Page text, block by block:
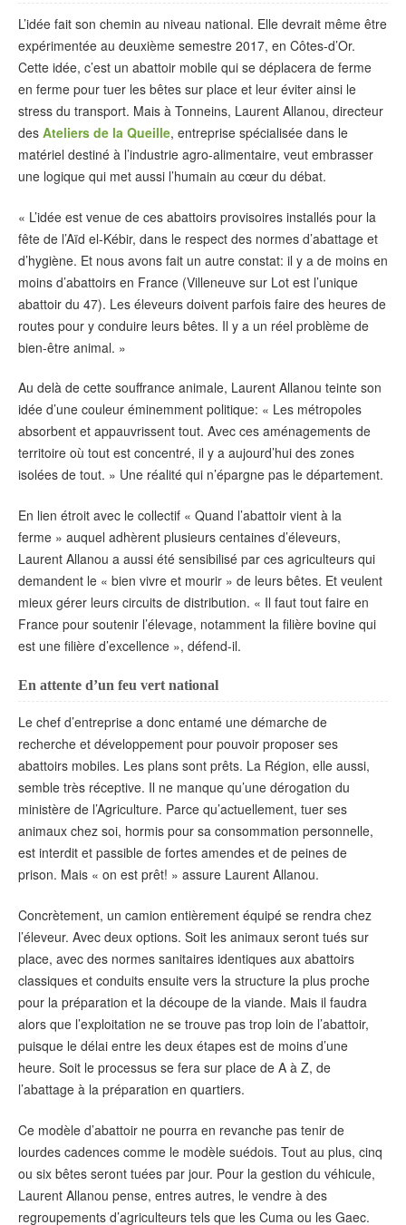
L’idée fait son chemin au niveau national. Elle devrait même être
expérimentée au deuxième semestre 2017, en Côtes-d’Or.
Cette idée, c’est un abattoir mobile qui se déplacera de ferme
en ferme pour tuer les bêtes sur place et leur éviter ainsi le
stress du transport. Mais à Tonneins, Laurent Allanou, directeur
des Ateliers de la Queille, entreprise spécialisée dans le
matériel destiné à l’industrie agro-alimentaire, veut embrasser
une logique qui met aussi l’humain au cœur du débat.
« L’idée est venue de ces abattoirs provisoires installés pour la
fête de l’Aïd el-Kébir, dans le respect des normes d’abattage et
d’hygiène. Et nous avons fait un autre constat: il y a de moins en
moins d’abattoirs en France (Villeneuve sur Lot est l’unique
abattoir du 47). Les éleveurs doivent parfois faire des heures de
routes pour y conduire leurs bêtes. Il y a un réel problème de
bien-être animal. »
Au delà de cette souffrance animale, Laurent Allanou teinte son
idée d’une couleur éminemment politique: « Les métropoles
absorbent et appauvrissent tout. Avec ces aménagements de
territoire où tout est concentré, il y a aujourd’hui des zones
isolées de tout. » Une réalité qui n’épargne pas le département.
En lien étroit avec le collectif « Quand l’abattoir vient à la
ferme » auquel adhèrent plusieurs centaines d’éleveurs,
Laurent Allanou a aussi été sensibilisé par ces agriculteurs qui
demandent le « bien vivre et mourir » de leurs bêtes. Et veulent
mieux gérer leurs circuits de distribution. « Il faut tout faire en
France pour soutenir l’élevage, notamment la filière bovine qui
est une filière d’excellence », défend-il.
En attente d’un feu vert national
Le chef d’entreprise a donc entamé une démarche de
recherche et développement pour pouvoir proposer ses
abattoirs mobiles. Les plans sont prêts. La Région, elle aussi,
semble très réceptive. Il ne manque qu’une dérogation du
ministère de l’Agriculture. Parce qu’actuellement, tuer ses
animaux chez soi, hormis pour sa consommation personnelle,
est interdit et passible de fortes amendes et de peines de
prison. Mais « on est prêt! » assure Laurent Allanou.
Concrètement, un camion entièrement équipé se rendra chez
l’éleveur. Avec deux options. Soit les animaux seront tués sur
place, avec des normes sanitaires identiques aux abattoirs
classiques et conduits ensuite vers la structure la plus proche
pour la préparation et la découpe de la viande. Mais il faudra
alors que l’exploitation ne se trouve pas trop loin de l’abattoir,
puisque le délai entre les deux étapes est de moins d’une
heure. Soit le processus se fera sur place de A à Z, de
l’abattage à la préparation en quartiers.
Ce modèle d’abattoir ne pourra en revanche pas tenir de
lourdes cadences comme le modèle suédois. Tout au plus, cinq
ou six bêtes seront tuées par jour. Pour la gestion du véhicule,
Laurent Allanou pense, entres autres, le vendre à des
regroupements d’agriculteurs tels que les Cuma ou les Gaec.